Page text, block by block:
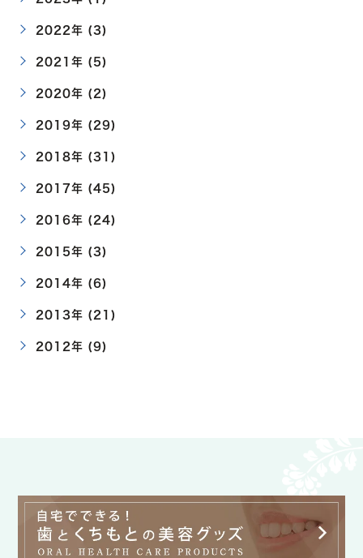
2022年 (3)
2021年 (5)
2020年 (2)
2019年 (29)
2018年 (31)
2017年 (45)
2016年 (24)
2015年 (3)
2014年 (6)
2013年 (21)
2012年 (9)